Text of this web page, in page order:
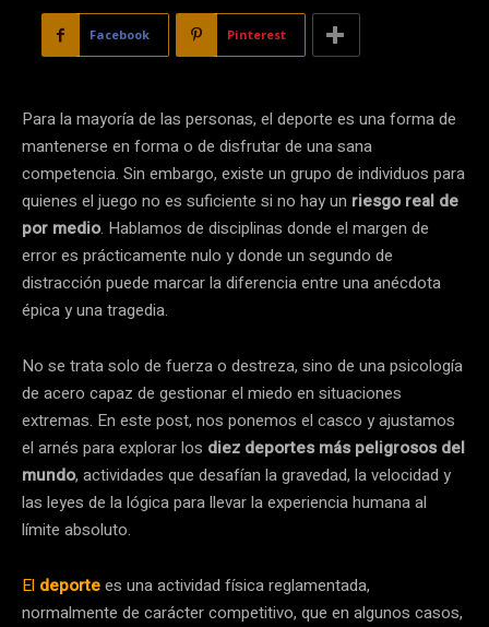
Facebook Pinterest
Para la mayoría de las personas, el deporte es una forma de
mantenerse en forma o de disfrutar de una sana
competencia. Sin embargo, existe un grupo de individuos para
quienes el juego no es suficiente si no hay un riesgo real de
por medio. Hablamos de disciplinas donde el margen de
error es prácticamente nulo y donde un segundo de
distracción puede marcar la diferencia entre una anécdota
épica y una tragedia.
No se trata solo de fuerza o destreza, sino de una psicología
de acero capaz de gestionar el miedo en situaciones
extremas. En este post, nos ponemos el casco y ajustamos
el arnés para explorar los diez deportes más peligrosos del
mundo, actividades que desafían la gravedad, la velocidad y
las leyes de la lógica para llevar la experiencia humana al
límite absoluto.
El deportees una actividad física reglamentada,
normalmente de carácter competitivo, que en algunos casos,